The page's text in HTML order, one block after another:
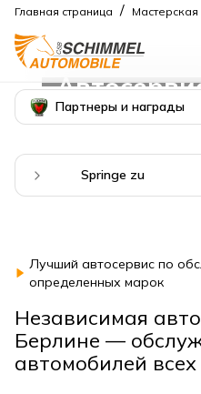
Главная страница / Мастерская
Партнеры и награды
Springe zu
Лучший автосервис по
определенных марок
Независимая
Берлине —
автомобилей